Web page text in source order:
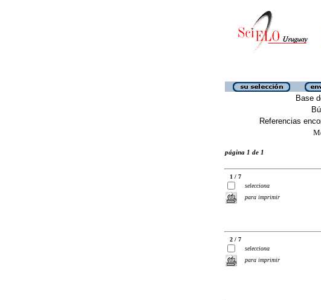
Base
Referencias
página 1 de 1
1 / 7
selecciona
para imprimir
2 / 7
selecciona
para imprimir